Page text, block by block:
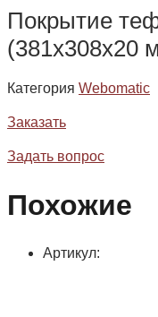
Покрытие
(381х308х20
Категория Webomatic
Заказать
Задать вопрос
Похожие
Артикул: